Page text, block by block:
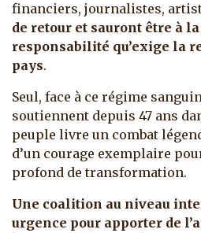
financiers, journalistes,
de retour et sauront être à
responsabilité qu’exige la
pays.
Seul, face à ce régime
soutiennent depuis 47 ans
peuple livre un combat
d’un courage exemplaire
profond de transformation.
Une coalition au niveau
urgence pour apporter de